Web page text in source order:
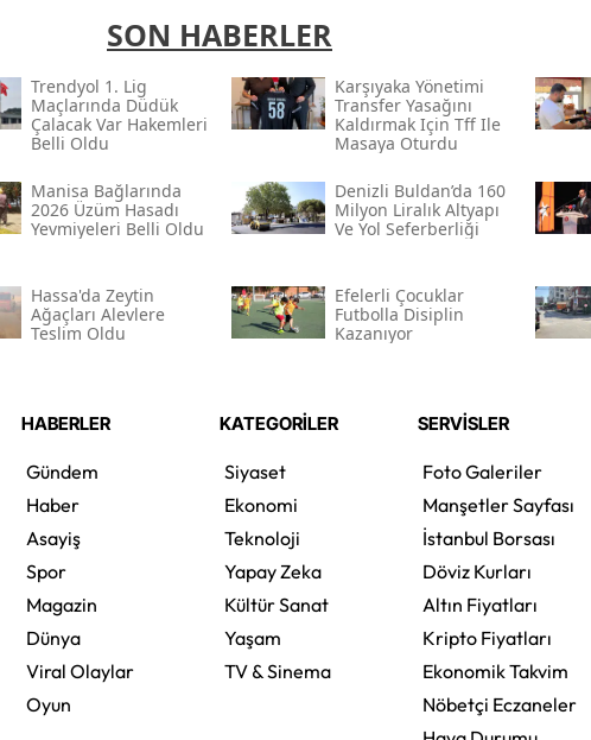
SON HABERLER
Trendyol 1. Lig
Maçlarında Düdük
Çalacak Var Hakemleri
Belli Oldu
Karşıyaka Yönetimi
Transfer Yasağını
Kaldırmak Için Tff Ile
Masaya Oturdu
Manisa Bağlarında
2026 Üzüm Hasadı
Yevmiyeleri Belli Oldu
Denizli Buldan’da 160
Milyon Liralık Altyapı
Ve Yol Seferberliği
Hassa'da Zeytin
Ağaçları Alevlere
Teslim Oldu
Efelerli Çocuklar
Futbolla Disiplin
Kazanıyor
HABERLER
Gündem
Haber
Asayiş
Spor
Magazin
Dünya
Viral Olaylar
Oyun
KATEGORİLER
Siyaset
Ekonomi
Teknoloji
Yapay Zeka
Kültür Sanat
Yaşam
TV & Sinema
SERVİSLER
Foto Galeriler
Manşetler Sayfası
İstanbul Borsası
Döviz Kurları
Altın Fiyatları
Kripto Fiyatları
Ekonomik Takvim
Nöbetçi Eczaneler